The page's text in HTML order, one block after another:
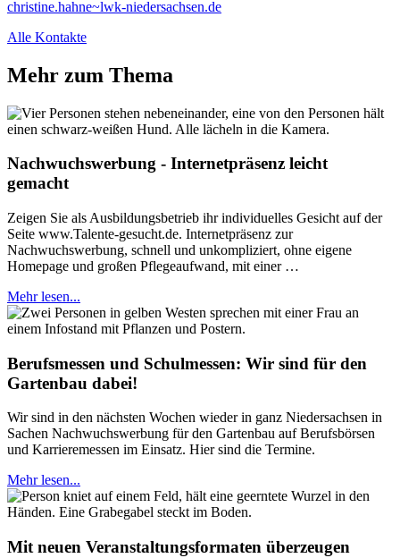
christine.hahne~lwk-niedersachsen.de
Alle Kontakte
Mehr zum Thema
Nachwuchswerbung - Internetpräsenz leicht
gemacht
Zeigen Sie als Ausbildungsbetrieb ihr individuelles Gesicht auf der
Seite www.Talente-gesucht.de. Internetpräsenz zur
Nachwuchswerbung, schnell und unkompliziert, ohne eigene
Homepage und großen Pflegeaufwand, mit einer …
Mehr lesen...
Berufsmessen und Schulmessen: Wir sind für den
Gartenbau dabei!
Wir sind in den nächsten Wochen wieder in ganz Niedersachsen in
Sachen Nachwuchswerbung für den Gartenbau auf Berufsbörsen
und Karrieremessen im Einsatz. Hier sind die Termine.
Mehr lesen...
Mit neuen Veranstaltungsformaten überzeugen